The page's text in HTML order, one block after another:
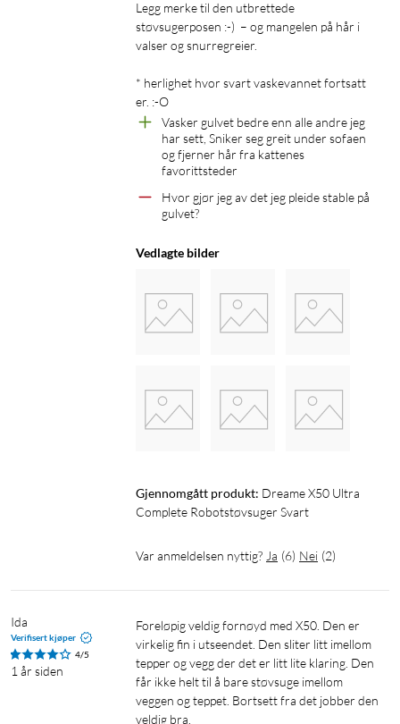
Selvrensende med vask i 80 °C og UV-beskyttelse
Den avanserte basestasjonen lader, fyller på rent vann og
tømmer automatisk støvbeholderen i en forseglet støvpose.
Basestasjonen er utstyrt med oppgradert AceClean™
DryBoard-teknologi, som med 20 høytemperaturdyser
rengjør vaskebrettet grundig og fjerner skittent vann for å
desinfiseres med UV-lys, som eliminerer bakterier og hindrer
Dreame X50 Ultra kobles til hjemmenettverket og installeres
enkelt via mobilappen Dreame Home (iOS/Android). Etter
skal unngå. Tidsinnstillingen gjør du direkte i appen, der du
også får tilgang til innstillinger som sugeeffekt, hvor ofte du vil
er i tillegg kompatibel med Apple Watch.
Navigering: RGB-kamera med AI-støtte + 3D-strukturert lys
Maks sugeeffekt: 20 000 Pa
Hinderpasseringshøyde: opptil 60 mm
Batterikapasitet: 6400 mAh
Legg merke til den utbrettede
støvsugerposen :-)  – og mangelen på hår i
valser og snurregreier.
* herlighet hvor svart vaskevannet fortsatt
er. :-O
Vasker gulvet bedre enn alle andre jeg
har sett, Sniker seg greit under sofaen
og fjerner hår fra kattenes
favorittsteder
Hvor gjør jeg av det jeg pleide stable på
gulvet?
Vedlagte bilder
Gjennomgått produkt: Dreame X50 Ultra
Complete Robotstøvsuger Svart
Var anmeldelsen nyttig? Ja (6) Nei (2)
Ida
Verifisert kjøper
4/5
1 år siden
Foreløpig veldig fornøyd med X50. Den er
virkelig fin i utseendet. Den sliter litt imellom
tepper og vegg der det er litt lite klaring. Den
får ikke helt til å bare støvsuge imellom
veggen og teppet. Bortsett fra det jobber den
veldig bra.